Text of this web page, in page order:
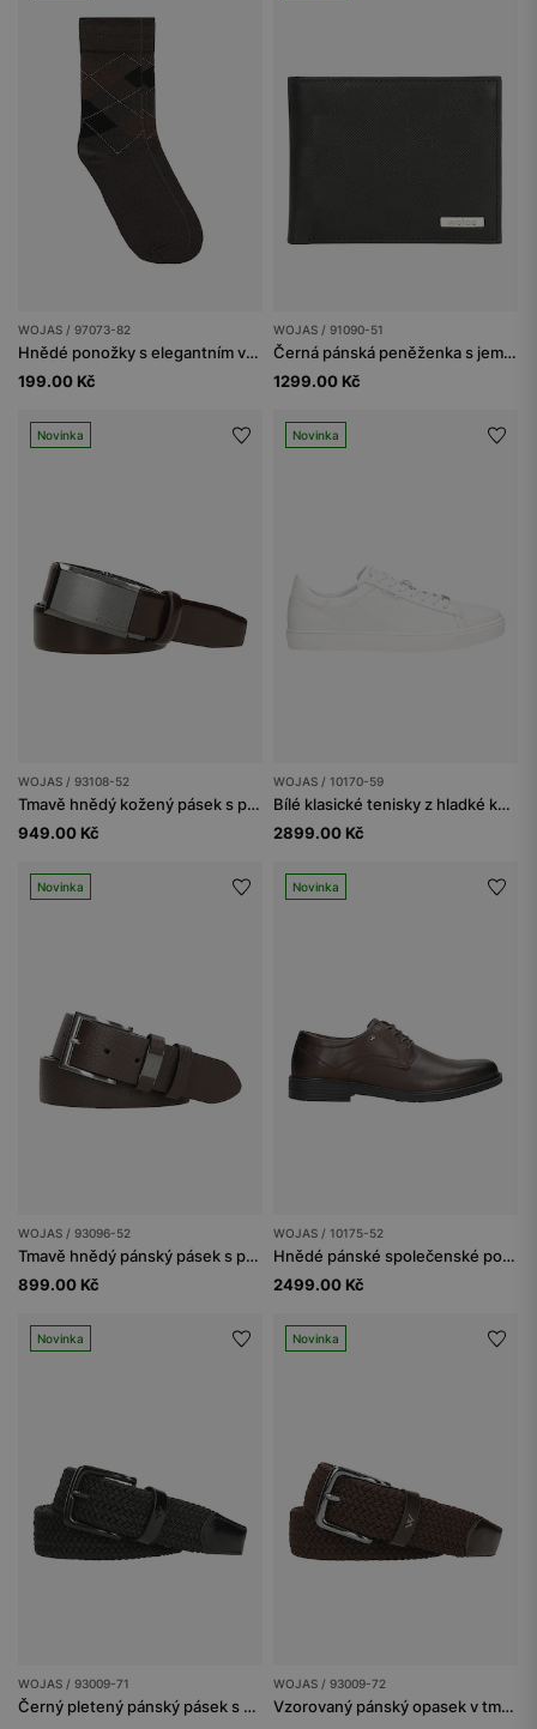
WOJAS / 97073-82
Hnědé ponožky s elegantním vzorem
199.00 Kč
WOJAS / 91090-51
Černá pánská peněženka s jemným vzorem
1299.00 Kč
Novinka
WOJAS / 93108-52
Tmavě hnědý kožený pásek s plnou sponou
949.00 Kč
Novinka
WOJAS / 10170-59
Bílé klasické tenisky z hladké kůže
2899.00 Kč
Novinka
WOJAS / 93096-52
Tmavě hnědý pánský pásek s poutkem a logem
899.00 Kč
Novinka
WOJAS / 10175-52
Hnědé pánské společenské polobotky z hladké kůže
2499.00 Kč
Novinka
WOJAS / 93009-71
Černý pletený pánský pásek s koženými prvky
Novinka
WOJAS / 93009-72
Vzorovaný pánský opasek v tmavě hnědém provedení